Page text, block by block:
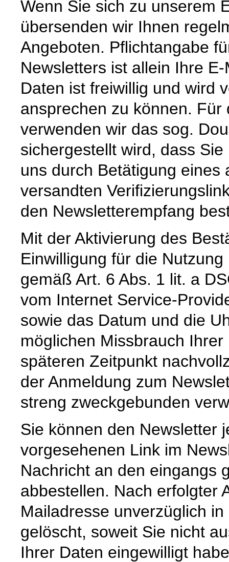
Wenn Sie sich zu unserem
übersenden wir Ihnen
Angeboten. Pflichtangabe
Newsletters ist allein Ihre
Daten ist freiwillig und wird
ansprechen zu können. Für
verwenden wir das sog.
sichergestellt wird, dass
uns durch Betätigung
versandten
den Newsletterempfang
Mit der Aktivierung des
Einwilligung für die
gemäß Art. 6 Abs. 1 lit. a
vom Internet Service-
sowie das Datum und die
möglichen Missbrauch
späteren Zeitpunkt
der Anmeldung zum
streng zweckgebunden
Sie können den Newsletter
vorgesehenen Link im
Nachricht an den eingangs
abbestellen. Nach erfolgter
Mailadresse unverzüglich
gelöscht, soweit Sie nicht
Ihrer Daten eingewilligt